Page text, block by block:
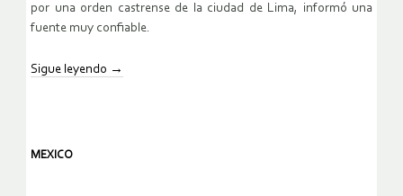
por una orden castrense de la ciudad de Lima, informó una
fuente muy confiable.
Sigue leyendo →
MEXICO